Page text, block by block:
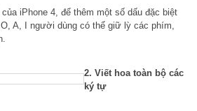
iPhone 4, để thêm một số dấu đặc biệt
A, I người dùng có thể giữ lỳ các phím,
2. Viết hoa toàn bộ các
ký tự